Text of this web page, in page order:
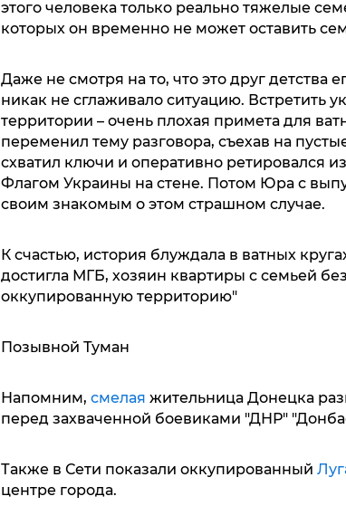
этого человека только реально тяжелые
которых он временно не может оставить
Даже не смотря на то, что это друг детства
никак не сглаживало ситуацию. Встретить
территории – очень плохая примета для
переменил тему разговора, съехав на
схватил ключи и оперативно ретировался
Флагом Украины на стене. Потом Юра с
своим знакомым о этом страшном случае.
К счастью, история блуждала в ватных
достигла МГБ, хозяин квартиры с семьей
оккупированную территорию"
Позывной Туман
Напомним, смелая жительница Донецка
перед захваченной боевиками "ДНР"
Также в Сети показали оккупированный
центре города.